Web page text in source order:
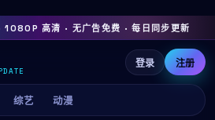
1080P 高清 · 无广告免费 · 每日同步更新
综艺 动漫
登录 注册